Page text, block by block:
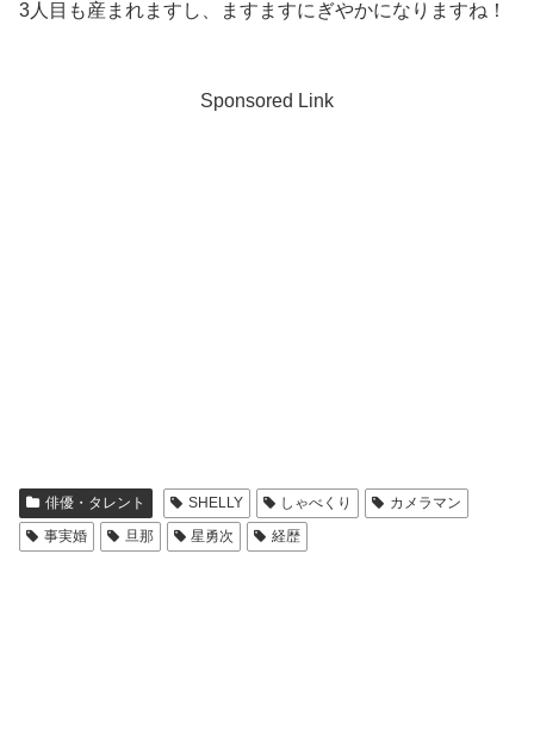
3人目も産まれますし、ますますにぎやかになりますね！
Sponsored Link
俳優・タレント SHELLY しゃべくり
カメラマン
事実婚
旦那 星勇次 経歴